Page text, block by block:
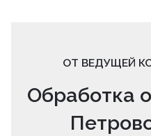
ОТ ВЕДУЩЕЙ
Обработка